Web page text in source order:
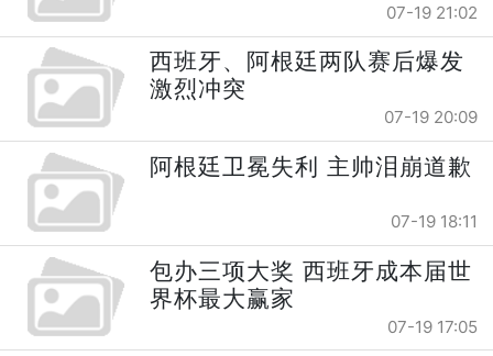
07-19 21:02
西班牙、阿根廷两队赛后爆发
激烈冲突
07-19 20:09
阿根廷卫冕失利 主帅泪崩道歉
07-19 18:11
包办三项大奖 西班牙成本届世
界杯最大赢家
07-19 17:05